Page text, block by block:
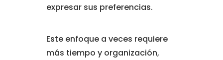
expresar sus preferencias.
Este enfoque a veces requiere
más tiempo y organización,